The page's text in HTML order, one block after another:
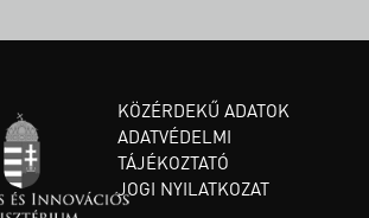
KÖZÉRDEKŰ ADATOK
ADATVÉDELMI
TÁJÉKOZTATÓ
JOGI NYILATKOZAT